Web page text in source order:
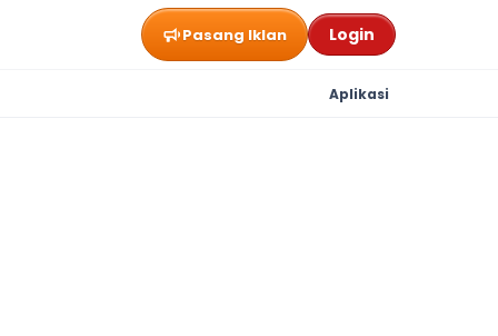
Pasang Iklan Login
Aplikasi